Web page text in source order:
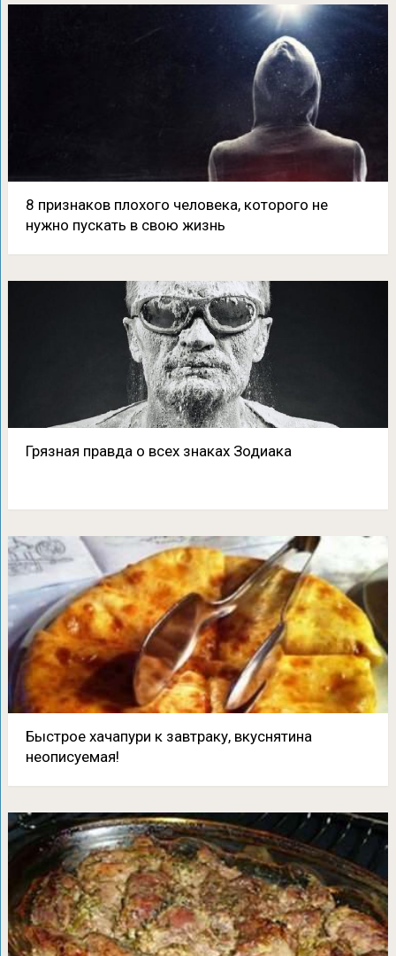
8 признаков плохого человека, которого не
нужно пускать в свою жизнь
Грязная правда о всех знаках Зодиака
Быстрое хачапури к завтраку, вкуснятина
неописуемая!